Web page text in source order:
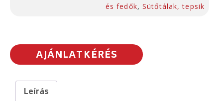
és fedők,Sütőtálak, tepsik
AJÁNLATKÉRÉS
Leírás